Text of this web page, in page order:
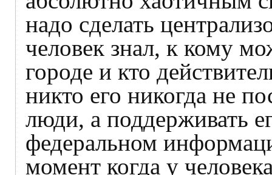
надо сделать
человек знал, к кому
городе и кто
никто его никогда не
люди, а поддерживать
федеральном
момент когда у